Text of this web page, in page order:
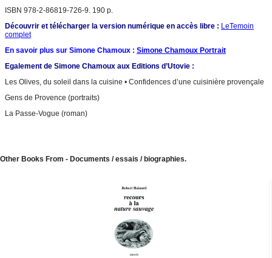
ISBN 978-2-86819-726-9. 190 p.
Découvrir et télécharger la version numérique en accès libre : LeTemoin
complet
En savoir plus sur Simone Chamoux : Simone Chamoux Portrait
Egalement de Simone Chamoux aux Editions d’Utovie :
Les Olives, du soleil dans la cuisine • Confidences d’une cuisinière provençale
Gens de Provence (portraits)
La Passe-Vogue (roman)
Other Books From - Documents / essais / biographies.